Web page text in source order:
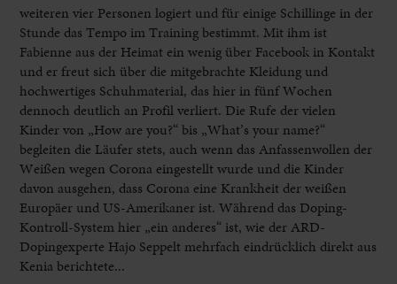
weiteren vier Personen logiert und für einige Schillinge in der
Stunde das Tempo im Training bestimmt. Mit ihm ist
Fabienne aus der Heimat ein wenig über Facebook in Kontakt
und er freut sich über die mitgebrachte Kleidung und
hochwertiges Schuhmaterial, das hier in fünf Wochen
dennoch deutlich an Profil verliert. Die Rufe der vielen
Kinder von „How are you?“ bis „What’s your name?“
begleiten die Läufer stets, auch wenn das Anfassenwollen der
Weißen wegen Corona eingestellt wurde und die Kinder
davon ausgehen, dass Corona eine Krankheit der weißen
Europäer und US-Amerikaner ist. Während das Doping-
Kontroll-System hier „ein anderes“ ist, wie der ARD-
Dopingexperte Hajo Seppelt mehrfach eindrücklich direkt aus
Kenia berichtete...